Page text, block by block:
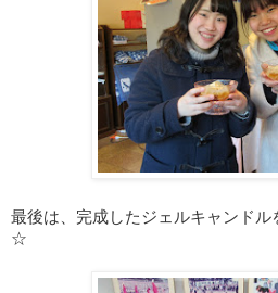
最後は、完成したジェルキャンドル
☆